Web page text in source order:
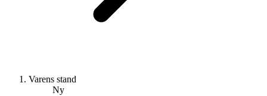
Varens stand
Ny